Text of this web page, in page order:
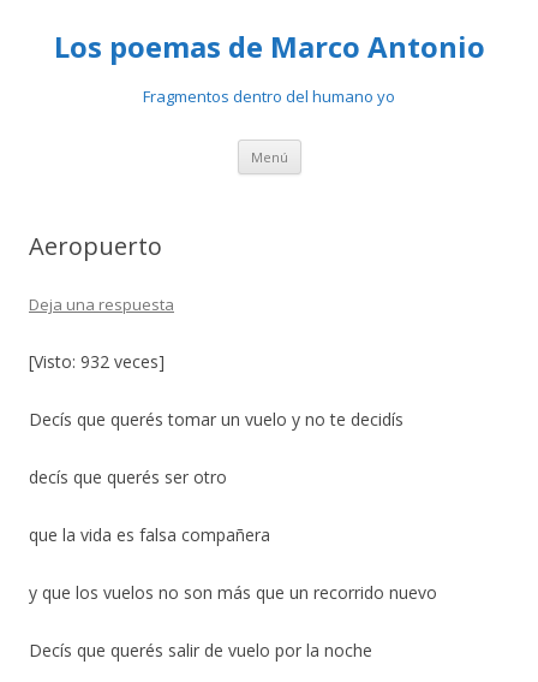
Los poemas de Marco Antonio
Fragmentos dentro del humano yo
Menú Ir
contenido
Aeropuerto
Deja una respuesta
[Visto: 932 veces]
Decís que querés tomar un vuelo y no te decidís
decís que querés ser otro
que la vida es falsa compañera
y que los vuelos no son más que un recorrido nuevo
Decís que querés salir de vuelo por la noche